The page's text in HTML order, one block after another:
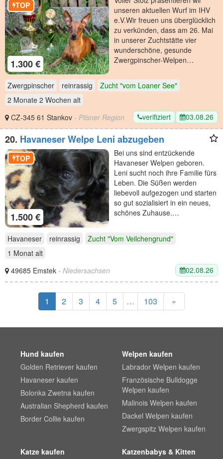
1.300 €
TOP
unseren aktuellen Wurf im IHV
e.V. ​Wir freuen uns überglücklich
zu verkünden, dass am 26. Mai
in unserer Zuchtstätte vier
wunderschöne, gesunde
Zwergpinscher-Welpen…
Zwergpinscher reinrassig
Zucht "vom Loaner See"
2 Monate 2 Wochen alt
CZ-345 61 Stankov - Pilsner Region verifiziert 03.08.26
20. Havaneser Welpe Leni abzugeben
1.500 €
TOP
Bei uns sind entzückende
Havaneser Welpen geboren.
Leni sucht noch ihre Familie fürs
Leben. Die Süßen werden
liebevoll aufgezogen und starten
so gut sozialisiert in ein neues,
schönes Zuhause.…
Havaneser reinrassig
Zucht "Vom Veilchengrund"
1 Monat alt
49685 Emstek - Niedersachsen 02.08.26
1 2 3 4 5 … 103 »
Hund kaufen
Golden Retriever kaufen
Havaneser kaufen
Bolonka Zwetna kaufen
Australian Shepherd kaufen
Border Collie kaufen
Welpen kaufen
Labrador Welpen kaufen
Französische Bulldogge
Welpen kaufen
Malinois Welpen kaufen
Dackel Welpen kaufen
Zwergspitz Welpen kaufen
Katze kaufen
Katzenbabys & Kitten